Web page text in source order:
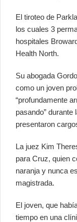
El tiroteo de
los cuales 3
hospitales
Health North.
Su abogada
como un joven
“profundamente
pasando” durante
presentaron
La juez Kim
para Cruz, quien
naranja y nunca
magistrada.
El joven, que
tiempo en una